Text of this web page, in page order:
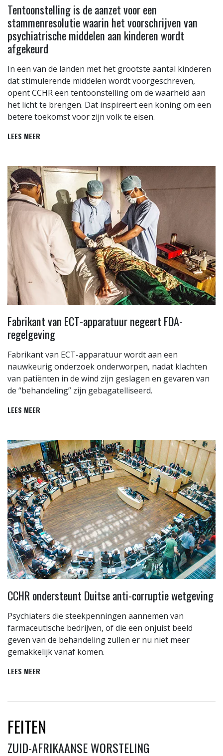
Tentoonstelling is de aanzet voor een
stammenresolutie waarin het voorschrijven van
psychiatrische middelen aan kinderen wordt
afgekeurd
In een van de landen met het grootste aantal kinderen
dat stimulerende middelen wordt voorgeschreven,
opent CCHR een tentoonstelling om de waarheid aan
het licht te brengen. Dat inspireert een koning om een
betere toekomst voor zijn volk te eisen.
LEES MEER
Fabrikant van ECT-apparatuur negeert FDA-
regelgeving
Fabrikant van ECT-apparatuur wordt aan een
nauwkeurig onderzoek onderworpen, nadat klachten
van patiënten in de wind zijn geslagen en gevaren van
de “behandeling” zijn gebagatelliseerd.
LEES MEER
CCHR ondersteunt Duitse anti-corruptie wetgeving
Psychiaters die steekpenningen aannemen van
farmaceutische bedrijven, of die een onjuist beeld
geven van de behandeling zullen er nu niet meer
gemakkelijk vanaf komen.
LEES MEER
FEITEN
ZUID-AFRIKAANSE WORSTELING